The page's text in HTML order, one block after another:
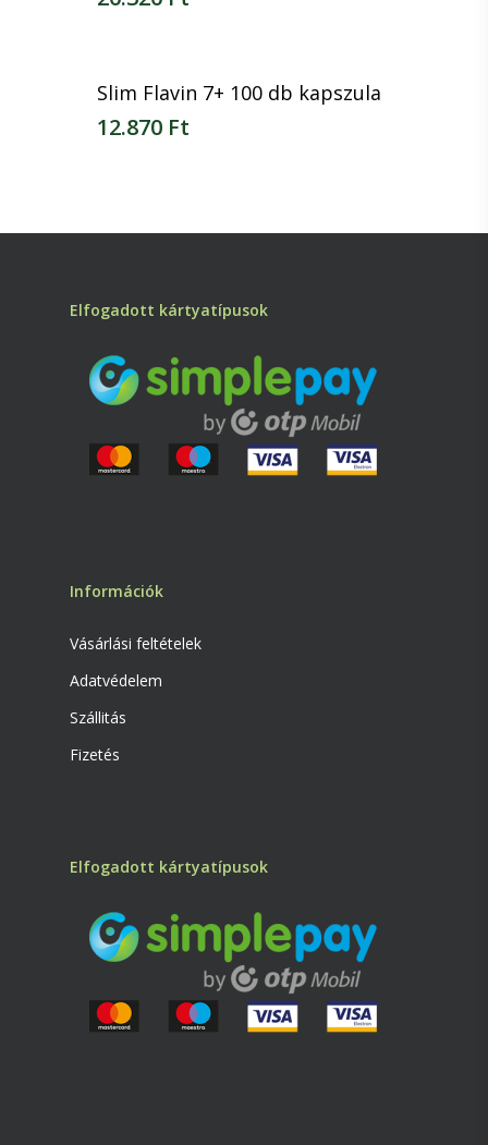
Slim Flavin 7+ 100 db kapszula
12.870 Ft
Elfogadott kártyatípusok
Információk
Vásárlási feltételek
Adatvédelem
Szállitás
Fizetés
Elfogadott kártyatípusok